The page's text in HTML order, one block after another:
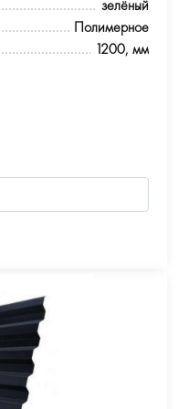
зелёный
Полимерное
1200, мм